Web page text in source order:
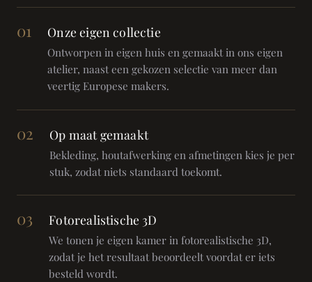
01 Onze eigen collectie
Ontworpen in eigen huis en gemaakt in ons eigen
atelier, naast een gekozen selectie van meer dan
veertig Europese makers.
02 Op maat gemaakt
Bekleding, houtafwerking en afmetingen kies je per
stuk, zodat niets standaard toekomt.
03 Fotorealistische 3D
We tonen je eigen kamer in fotorealistische 3D,
zodat je het resultaat beoordeelt voordat er iets
besteld wordt.